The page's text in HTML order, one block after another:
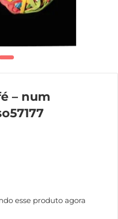
– num
esse produto agora